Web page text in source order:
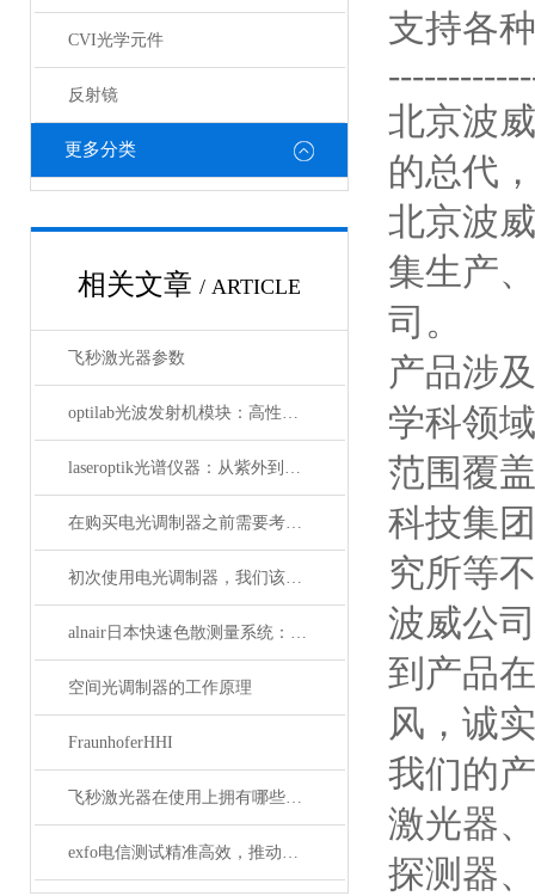
CVI光学元件
反射镜
更多分类
相关文章 / ARTICLE
飞秒激光器参数
optilab光波发射机模块：高性能通信的核心组件
laseroptik光谱仪器：从紫外到红外的精密光学测量解决方案
在购买电光调制器之前需要考虑许多性质
初次使用电光调制器，我们该注意什么事项？
alnair日本快速色散测量系统：精准捕捉光学世界的瞬息万变
空间光调制器的工作原理
FraunhoferHHI
飞秒激光器在使用上拥有哪些特点？
exfo电信测试精准高效，推动通信网络质量新标准
支持各
北京波
的总代
北京波
集生产
司。
产品涉
学科领
范围覆
科技集
究所等
波威公
到产品
风，诚
我们的
激光器
探测器